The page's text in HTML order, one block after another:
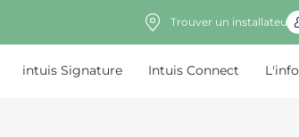
Trouver un installateur
intuis Signature Intuis Connect L'info